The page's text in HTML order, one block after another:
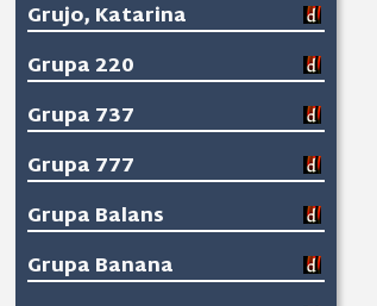
Grujo, Katarina
Grupa 220
Grupa 737
Grupa 777
Grupa Balans
Grupa Banana